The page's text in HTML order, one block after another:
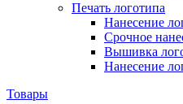
Печать логотипа
Нанесение
Срочное
Вышивка
Нанесение
Товары